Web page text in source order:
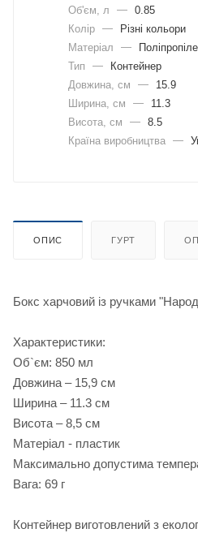
Об'єм, л
— 0.85
Колір —
Різні кольори
Матеріал
—
Тип
—
Контейнер
Довжина, cм
—
15.9
Ширина, cм
—
11.3
Висота, см
— 8.5
Країна виробництва —
ОПИС ГУРТ
Бокс харчовий із ручками
Характеристики:
Об`єм: 850 мл
Довжина – 15,9 см
Ширина – 11.3 см
Висота – 8,5 см
Матеріал - пластик
Максимально допустима
Вага: 69 г
Контейнер виготовлений з